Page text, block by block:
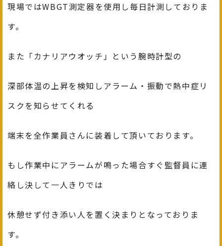
現場ではWBGT測定器を使用し毎日計測しておりま
す。
また「カナリアウオッチ」という腕時計型の
深部体温の上昇を検知しアラーム・振動で熱中症リ
スクを知らせてくれる
端末を全作業員さんに装着して頂いております。
もし作業中にアラームが鳴った場合すぐ監督員に連
絡し決して一人きりでは
休憩せず付き添い人を置く決まりとなっておりま
す。